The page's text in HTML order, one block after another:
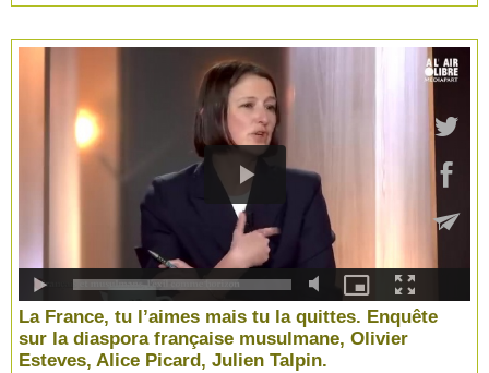
La France, tu l’aimes mais tu la quittes. Enquête
sur la diaspora française musulmane, Olivier
Esteves, Alice Picard, Julien Talpin.